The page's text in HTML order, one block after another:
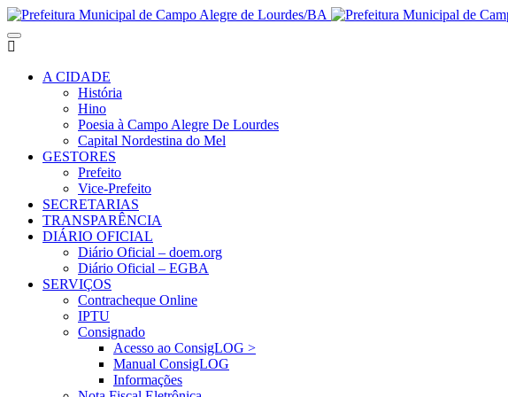
A CIDADE
História
Hino
Poesia à Campo Alegre De Lourdes
Capital Nordestina do Mel
GESTORES
Prefeito
Vice-Prefeito
SECRETARIAS
TRANSPARÊNCIA
DIÁRIO OFICIAL
Diário Oficial – doem.org
Diário Oficial – EGBA
SERVIÇOS
Contracheque Online
IPTU
Consignado
Acesso ao ConsigLOG >
Manual ConsigLOG
Informações